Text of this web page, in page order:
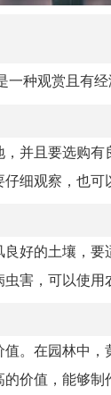
一种观赏且有
并且要选购
细观察，也可
好的土壤，
害，可以使
。在园林中
价值，能够制